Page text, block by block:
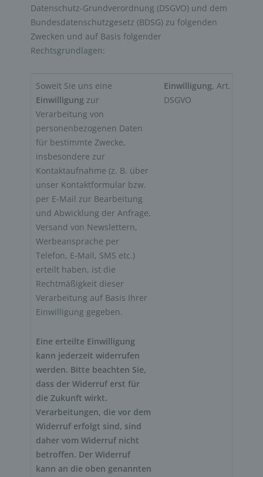
Datenschutz-Grundverordnung (DSGVO) und dem
Bundesdatenschutzgesetz (BDSG) zu folgenden
Zwecken und auf Basis folgender
Rechtsgrundlagen:
Soweit Sie uns eine
Einwilligung zur
Verarbeitung von
personenbezogenen Daten
für bestimmte Zwecke,
insbesondere zur
Kontaktaufnahme (z. B. über
unser Kontaktformular bzw.
per E-Mail zur Bearbeitung
und Abwicklung der Anfrage,
Versand von Newslettern,
Werbeansprache per
Telefon, E-Mail, SMS etc.)
erteilt haben, ist die
Rechtmäßigkeit dieser
Verarbeitung auf Basis Ihrer
Einwilligung gegeben.
Eine erteilte Einwilligung
kann jederzeit widerrufen
werden. Bitte beachten Sie,
dass der Widerruf erst für
die Zukunft wirkt.
Verarbeitungen, die vor dem
Widerruf erfolgt sind, sind
daher vom Widerruf nicht
betroffen. Der Widerruf
kann an die oben genannten
Einwilligung, Art. 6 Abs.
DSGVO